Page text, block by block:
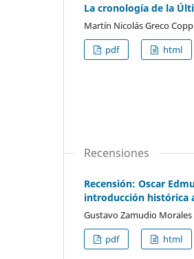
La cronología de la
Martín Nicolás Greco
pdf
html
Recensiones
Recensión: Oscar
introducción histórica
Gustavo Zamudio Morales
pdf
html